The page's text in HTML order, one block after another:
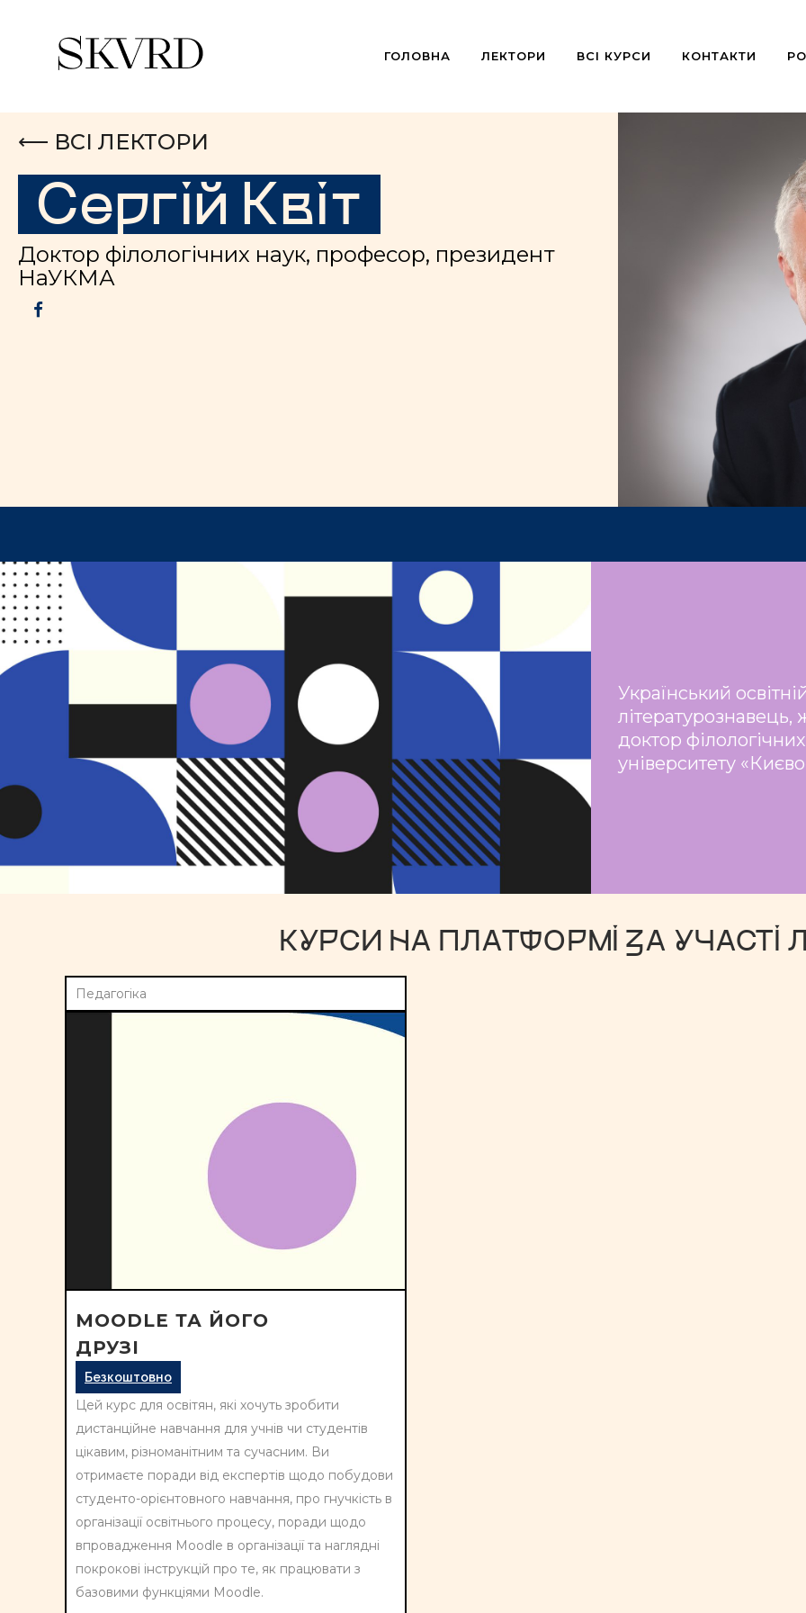
ГОЛОВНА ЛЕКТОРИ ВСІ КУРСИ КОНТАКТИ
⟵ ВСІ ЛЕКТОРИ
Сергій Квіт
Доктор філологічних наук, професор, президент
НаУКМА
Український
літературознавець,
доктор
університету
КУРСИ НА ПЛАТФОРМІ ЗА УЧАСТІ
Педагогіка
MOODLE ТА ЙОГО
ДРУЗІ
Безкоштовно
Цей курс для освітян, які хочуть зробити
дистанційне навчання для учнів чи студентів
цікавим, різноманітним та сучасним. Ви
отримаєте поради від експертів щодо побудови
студенто-орієнтовного навчання, про гнучкість в
організації освітнього процесу, поради щодо
впровадження Moodle в організації та наглядні
покрокові інструкцій про те, як працювати з
базовими функціями Moodle.